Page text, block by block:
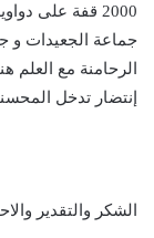
2000 قفة على
جماعة الجعيدات و
الرحامنة مع العلم
إنتضار تدخل
الشكر والتقدير